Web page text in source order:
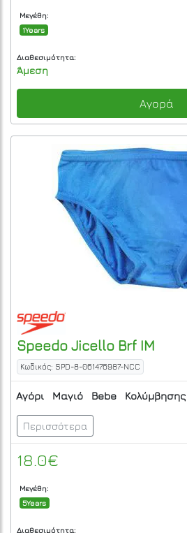
Μεγέθη:
1Years
Διαθεσιμότητα:
Άμεση
Αγορά
Speedo Jicello Brf IM
Κωδικός: SPD-8-061476987-NCC
Αγόρι Μαγιό Bebe Κολύμβησης
Περισσότερα
18.0€
Μεγέθη:
5Years
Διαθεσιμότητα: